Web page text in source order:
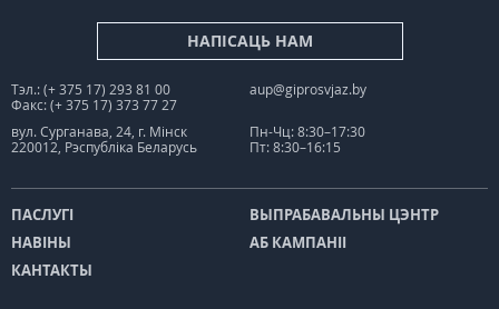
НАПІСАЦЬ НАМ
Тэл.: (+ 375 17) 293 81 00
Факс: (+ 375 17) 373 77 27
aup@giprosvjaz.by
вул. Сурганава, 24, г. Мінск
220012, Рэспубліка Беларусь
Пн-Чц: 8:30–17:30
Пт: 8:30–16:15
ПАСЛУГІ
ВЫПРАБАВАЛЬНЫ ЦЭНТР
НАВІНЫ
АБ КАМПАНІІ
КАНТАКТЫ